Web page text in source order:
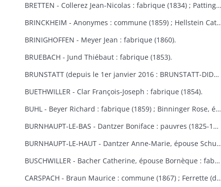
BRETTEN - Collerez Jean-Nicolas : fabrique (1834) ; Pattingre : fabrique et pauvres (1828) ; Suisse Rémy : fabrique (1848).
BRINCKHEIM - Anonymes : commune (1859) ; Hellstein Catherine, épouse Spery, Spery Joseph : fabrique (1823) ; Stoecklin Joseph : fabrique (1828) ; Wespisser Bernard, Baumann Marie-Anne : fabrique (1820-1847).
BRINIGHOFFEN - Meyer Jean : fabrique (1860).
BRUEBACH - Jund Thiébaut : fabrique (1853).
BRUNSTATT (depuis le 1er janvier 2016 : BRUNSTATT-DIDENHEIM) - Moesch François Antoine : fabrique (1818) ; Schultz Antoine : fabrique (1856) ; Voegtlin Georges : fabrique (1862).
BUETHWILLER - Clar François-Joseph : fabrique (1854).
BUHL - Beyer Richard : fabrique (1859) ; Binninger Rose, épouse Jenny : fabrique (1823) ; Cladell Reine, Hoeblen Catherine, Keck Bernard, Marbach Joseph : fabrique (1850) ; Gilg Madeleine, épouse Beck : fabrique (1829) ; Gutschenreiter Dominique : fabrique (1853) ; Hiltenbrand Dominique : fabrique (1852) ; Kungler Dominique : fabrique (1851) ; Macbacher Joseph, Neyer Dominique, Niess Jean, Tenzinger Madeleine : fabrique (1850) ; Zeny Jean : fabrique (1848).
BURNHAUPT-LE-BAS - Dantzer Boniface : pauvres (1825-1830) ; Dantzer François Joseph : fabrique (1834).
BURNHAUPT-LE-HAUT - Dantzer Anne-Marie, épouse Schuler : fabrique (1825) ; Hirth Georges : fabrique (1853) ; Kroener Thiébaut, Schwebelin Elisabeth : fabrique (1841) ; Mackerer Louis : fabrique (1846) ; Schwebelen Catherine : pauvres (1870).
BUSCHWILLER - Bacher Catherine, épouse Bornèque : fabrique (1867-1869) ; Woog Nathan : communauté israélite (1869).
CARSPACH - Braun Maurice : commune (1867) ; Ferrette (de) Jean-Baptiste : pauvres (1832).